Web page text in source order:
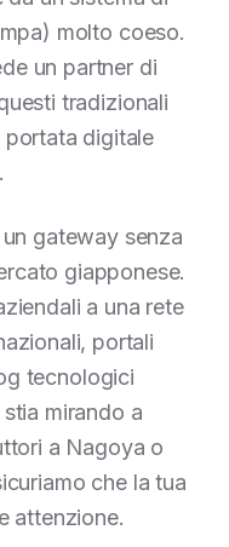
molto coeso.
un partner di
tradizionali
digitale
gateway senza
giapponese.
a una rete
portali
tecnologici
mirando a
a Nagoya o
che la tua
attenzione.